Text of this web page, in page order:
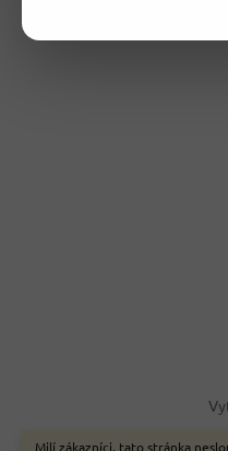
Milí zákazníci, tato stránka